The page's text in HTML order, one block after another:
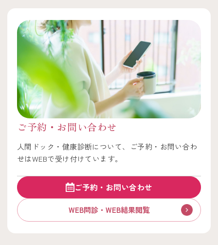
ご予約・お問い合わせ
人間ドック・健康診断について、ご予約・お問い合わ
せはWEBで受け付けています。
ご予約・お問い合わせ
WEB問診・WEB結果閲覧